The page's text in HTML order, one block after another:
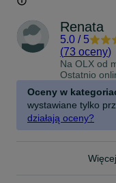
Renata
5.0 / 5
(73 oceny)
Na OLX od
Ostatnio
Oceny w
wystawiane tylko
działają oceny?